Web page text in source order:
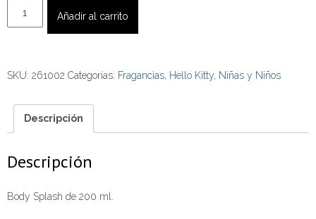
Sweet
ml
Añadir al carrito
SKU: 261002 Categorías: Fragancias Hello Kitty Niñas y Niños
Descripción
Descripción
Body Splash de 200 ml.